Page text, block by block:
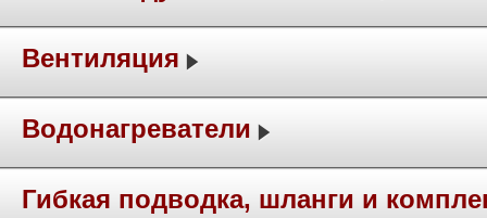
Вентиляция
Водонагреватели
Гибкая подводка, шланги и